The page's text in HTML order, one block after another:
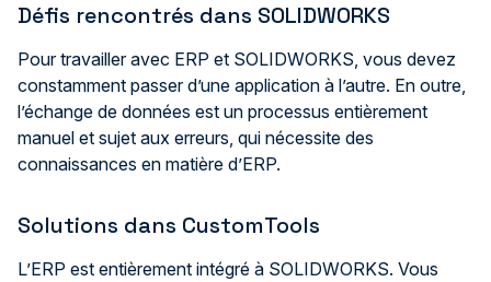
Défis rencontrés dans SOLIDWORKS
Pour travailler avec ERP et SOLIDWORKS, vous devez
constamment passer d’une application à l’autre. En outre,
l’échange de données est un processus entièrement
manuel et sujet aux erreurs, qui nécessite des
connaissances en matière d’ERP.
Solutions dans CustomTools
L’ERP est entièrement intégré à SOLIDWORKS. Vous